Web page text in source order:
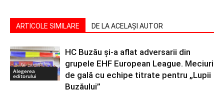
ARTICOLE SIMILARE DE LA ACELAȘI AUTOR
Alegerea
editorului
HC Buzău și-a aflat adversarii din
grupele EHF European League. Meciuri
de gală cu echipe titrate pentru „Lupii
Buzăului”